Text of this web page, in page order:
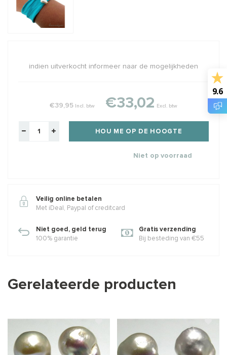
indien uitverkocht informeer naar de mogelijkheden
€39,95 Incl. btw €33,02 Excl. btw
HOU ME OP DE HOOGTE
Niet op voorraad
Veilig online betalen
Met iDeal, Paypal of creditcard
Niet goed, geld terug
100% garantie
Gratis verzending
Bij besteding van €55
Gerelateerde producten
9.6